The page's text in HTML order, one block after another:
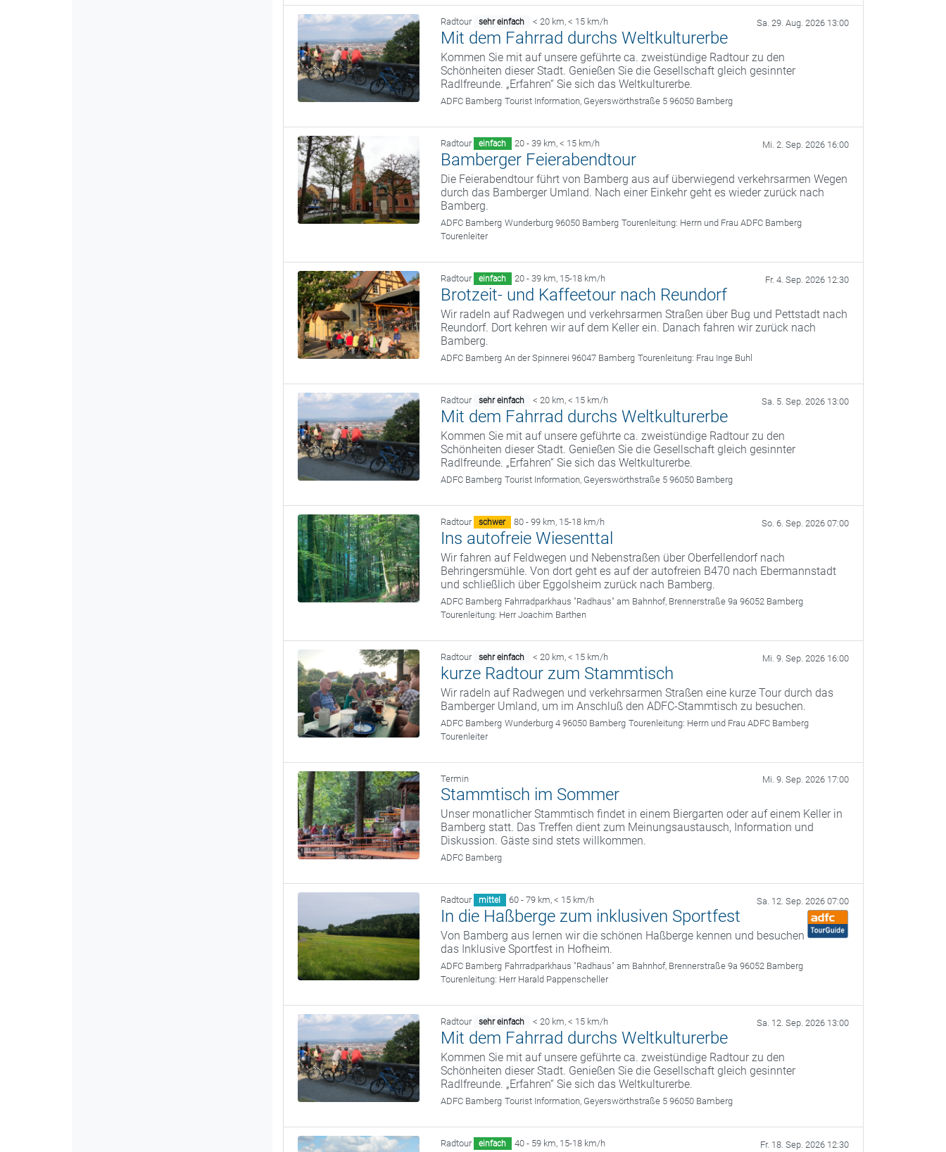
Radtour sehr einfach < 20 km, < 15 km/h Sa. 29. Aug. 2026 13:00
Mit dem Fahrrad durchs Weltkulturerbe
Kommen Sie mit auf unsere geführte ca. zweistündige Radtour zu den
Schönheiten dieser Stadt. Genießen Sie die Gesellschaft gleich gesinnter
Radlfreunde. „Erfahren“ Sie sich das Weltkulturerbe.
ADFC Bamberg Tourist Information, Geyerswörthstraße 5 96050 Bamberg
Radtour einfach 20 - 39 km, < 15 km/h Mi. 2. Sep. 2026 16:00
Bamberger Feierabendtour
Die Feierabendtour führt von Bamberg aus auf überwiegend verkehrsarmen Wegen
durch das Bamberger Umland. Nach einer Einkehr geht es wieder zurück nach
Bamberg.
ADFC Bamberg Wunderburg 96050 Bamberg Tourenleitung: Herrn und Frau ADFC Bamberg
Tourenleiter
Radtour einfach 20 - 39 km, 15-18 km/h Fr. 4. Sep. 2026 12:30
Brotzeit- und Kaffeetour nach Reundorf
Wir radeln auf Radwegen und verkehrsarmen Straßen über Bug und Pettstadt nach
Reundorf. Dort kehren wir auf dem Keller ein. Danach fahren wir zurück nach
Bamberg.
ADFC Bamberg An der Spinnerei 96047 Bamberg Tourenleitung: Frau Inge Buhl
Radtour sehr einfach < 20 km, < 15 km/h Sa. 5. Sep. 2026 13:00
Mit dem Fahrrad durchs Weltkulturerbe
Kommen Sie mit auf unsere geführte ca. zweistündige Radtour zu den
Schönheiten dieser Stadt. Genießen Sie die Gesellschaft gleich gesinnter
Radlfreunde. „Erfahren“ Sie sich das Weltkulturerbe.
ADFC Bamberg Tourist Information, Geyerswörthstraße 5 96050 Bamberg
Radtour schwer 80 - 99 km, 15-18 km/h So. 6. Sep. 2026 07:00
Ins autofreie Wiesenttal
Wir fahren auf Feldwegen und Nebenstraßen über Oberfellendorf nach
Behringersmühle. Von dort geht es auf der autofreien B470 nach Ebermannstadt
und schließlich über Eggolsheim zurück nach Bamberg.
ADFC Bamberg Fahrradparkhaus "Radhaus" am Bahnhof, Brennerstraße 9a 96052 Bamberg
Tourenleitung: Herr Joachim Barthen
Radtour sehr einfach < 20 km, < 15 km/h Mi. 9. Sep. 2026 16:00
kurze Radtour zum Stammtisch
Wir radeln auf Radwegen und verkehrsarmen Straßen eine kurze Tour durch das
Bamberger Umland, um im Anschluß den ADFC-Stammtisch zu besuchen.
ADFC Bamberg Wunderburg 4 96050 Bamberg Tourenleitung: Herrn und Frau ADFC Bamberg
Tourenleiter
Termin Mi. 9. Sep. 2026 17:00
Stammtisch im Sommer
Unser monatlicher Stammtisch findet in einem Biergarten oder auf einem Keller in
Bamberg statt. Das Treffen dient zum Meinungsaustausch, Information und
Diskussion. Gäste sind stets willkommen.
ADFC Bamberg
Radtour mittel 60 - 79 km, < 15 km/h Sa. 12. Sep. 2026 07:00
In die Haßberge zum inklusiven Sportfest
Von Bamberg aus lernen wir die schönen Haßberge kennen und besuchen
das Inklusive Sportfest in Hofheim.
ADFC Bamberg Fahrradparkhaus "Radhaus" am Bahnhof, Brennerstraße 9a 96052 Bamberg
Tourenleitung: Herr Harald Pappenscheller
Radtour sehr einfach < 20 km, < 15 km/h Sa. 12. Sep. 2026 13:00
Mit dem Fahrrad durchs Weltkulturerbe
Kommen Sie mit auf unsere geführte ca. zweistündige Radtour zu den
Schönheiten dieser Stadt. Genießen Sie die Gesellschaft gleich gesinnter
Radlfreunde. „Erfahren“ Sie sich das Weltkulturerbe.
ADFC Bamberg Tourist Information, Geyerswörthstraße 5 96050 Bamberg
Radtour einfach 40 - 59 km, 15-18 km/h Fr. 18. Sep. 2026 12:30